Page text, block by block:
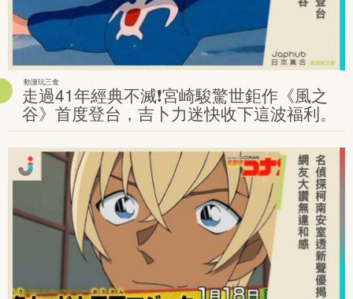
動漫玩三食
走過41年經典不滅❗️宮崎駿驚世鉅作《風之
谷》首度登台，吉卜力迷快收下這波福利。